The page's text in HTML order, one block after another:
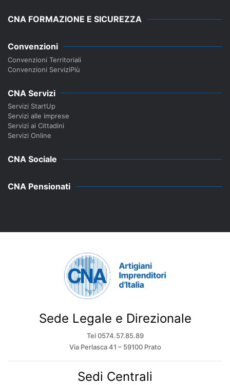
CNA FORMAZIONE E SICUREZZA
Convenzioni
Convenzioni Territoriali
Convenzioni ServiziPiù
CNA Servizi
Servizi StartUp
Servizi alle imprese
Servizi ai Cittadini
Servizi Online
CNA Sociale
CNA Pensionati
Sede Legale e Direzionale
Tel 0574.57.85.89
Via Perlasca 41 – 59100 Prato
Sedi Centrali